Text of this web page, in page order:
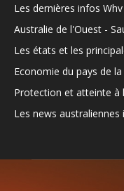
Les dernières infos Whv
Australie de l'Ouest -
Les états et les
Economie du pays de
Protection et atteinte à
Les news australiennes